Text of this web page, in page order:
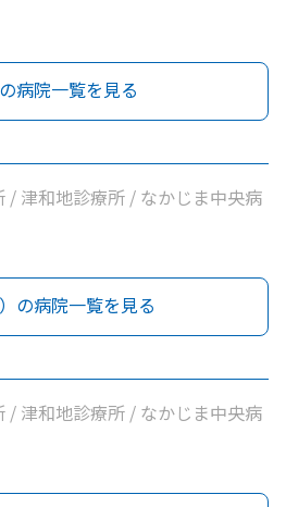
病院一覧を見る
/ 津和地診療所 / なかじま中央病
の病院一覧を見る
/ 津和地診療所 / なかじま中央病